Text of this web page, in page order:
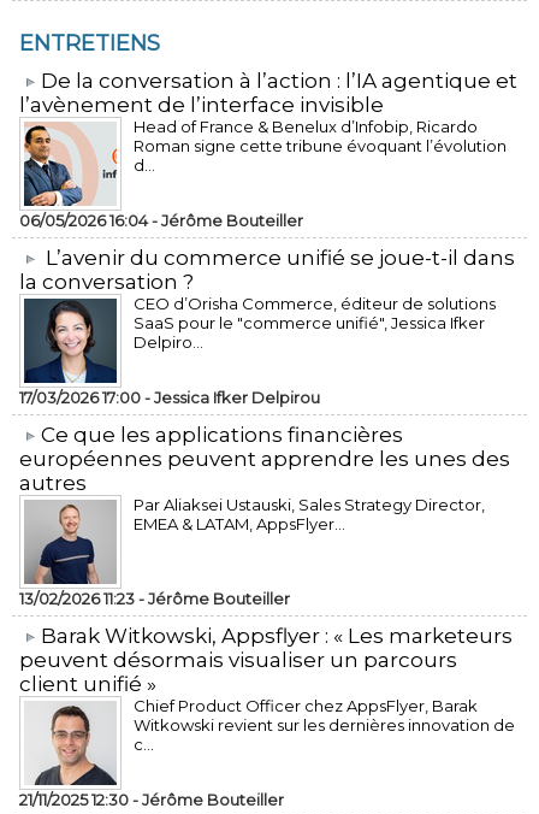
ENTRETIENS
​De la conversation à l’action : l’IA agentique et
l’avènement de l’interface invisible
Head of France & Benelux d’Infobip, Ricardo
Roman signe cette tribune évoquant l’évolution
d...
06/05/2026 16:04 -Jérôme Bouteiller
L’avenir du commerce unifié se joue-t-il dans
la conversation ?
CEO d’Orisha Commerce, éditeur de solutions
SaaS pour le "commerce unifié", Jessica Ifker
Delpiro...
17/03/2026 17:00 -Jessica Ifker Delpirou
​Ce que les applications financières
européennes peuvent apprendre les unes des
autres
Par Aliaksei Ustauski, Sales Strategy Director,
EMEA & LATAM, AppsFlyer...
13/02/2026 11:23 -Jérôme Bouteiller
​Barak Witkowski, Appsflyer : « Les marketeurs
peuvent désormais visualiser un parcours
client unifié »
Chief Product Officer chez AppsFlyer, ​Barak
Witkowski revient sur les dernières innovation de
c...
21/11/2025 12:30 -Jérôme Bouteiller